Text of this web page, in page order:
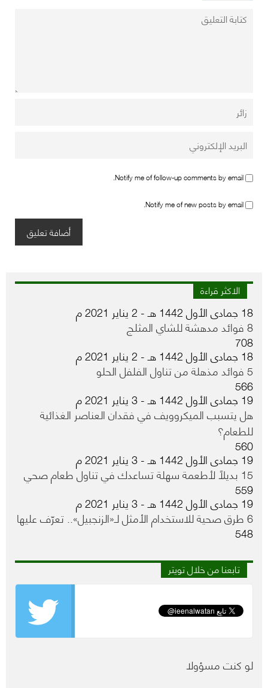
Notify me of follow-up comments by email.
Notify me of new posts by email.
الاكثر قراءة
18 جمادى الأول 1442 هـ - 2 يناير 2021 م
8 فوائد مدهشة للشاي المثلج
708
18 جمادى الأول 1442 هـ - 2 يناير 2021 م
5 فوائد مذهلة من تناول الفلفل الحلو
566
19 جمادى الأول 1442 هـ - 3 يناير 2021 م
هل يتسبب الميكروويف في فقدان العناصر الغذائية
للطعام؟
560
19 جمادى الأول 1442 هـ - 3 يناير 2021 م
15 بديلاً لأطعمة سهلة تساعدك في تناول طعام صحي
559
19 جمادى الأول 1442 هـ - 3 يناير 2021 م
6 طرق صحية للاستخدام الأمثل لـ«الزنجبيل».. تعرّف عليها
548
تابعنا من خلال تويتر
لو كنت مسؤولا